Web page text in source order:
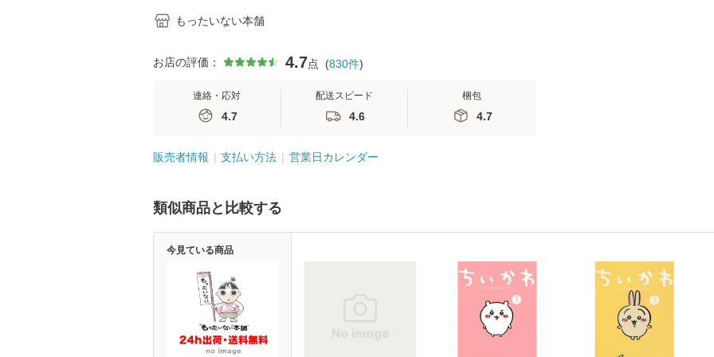
もったいない本舗
お店の評価： 4.7点 (830件)
連絡・応対
4.7
配送スピード
4.6
梱包
4.7
販売者情報 支払い方法 営業日カレンダー
類似商品と比較する
今見ている商品